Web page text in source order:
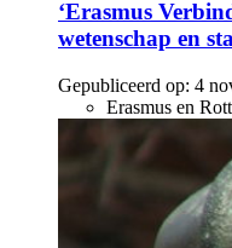
‘Erasmus
wetenschap en
Gepubliceerd op: 4
Erasmus en